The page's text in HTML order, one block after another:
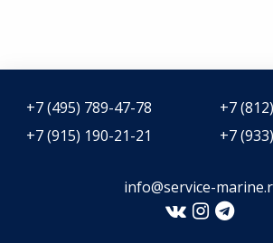
+7 (495) 789-47-78
+7
+7 (915) 190-21-21
+7
info@service-